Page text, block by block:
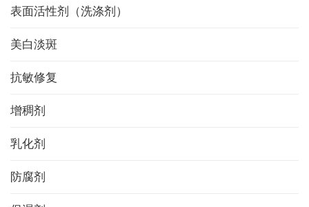
表面活性剂（洗涤剂）
美白淡斑
抗敏修复
增稠剂
乳化剂
防腐剂